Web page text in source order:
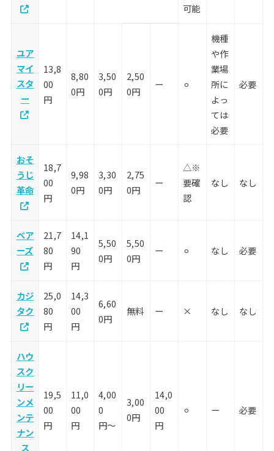
可能
ユア
マイ
スタ
ー
13,8
00
円
8,80
0円
3,50
0円
2,50
0円
ー ⚪︎
機種
や作
業場
所に
よっ
ては
必要
必要
おそ
うじ
革命
18,7
00
円
9,98
0円
3,30
0円
2,75
0円
ー
△※
要確
認
なし なし
ベア
ーズ
21,7
80
円
14,1
90
円
5,50
0円
5,50
0円
ー ⚪︎ なし 必要
カジ
タク
25,0
80
円
14,3
00
円
6,60
0円
無料 ー × なし なし
ハウ
スク
リー
ンメ
ンテ
ナン
ス
19,5
00
円
11,0
00
円
4,00
0
円〜
3,00
0円
14,0
00
円
⚪︎ ー 必要